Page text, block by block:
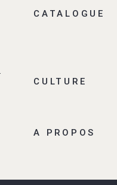
CATALOGUE
CULTURE
A PROPOS